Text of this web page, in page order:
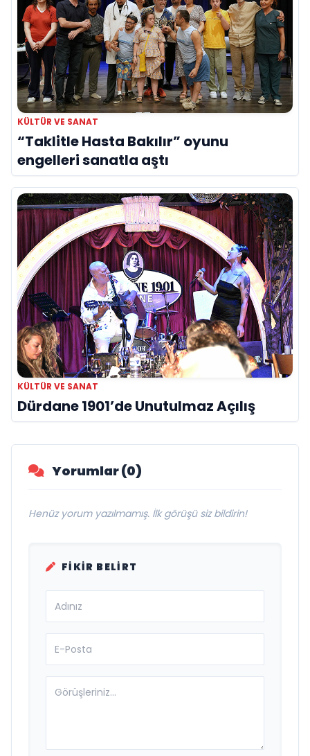
KÜLTÜR VE SANAT
“Taklitle Hasta Bakılır” oyunu
engelleri sanatla aştı
KÜLTÜR VE SANAT
Dürdane 1901’de Unutulmaz Açılış
Yorumlar (0)
Henüz yorum yazılmamış. İlk görüşü siz bildirin!
FIKIR BELIRT